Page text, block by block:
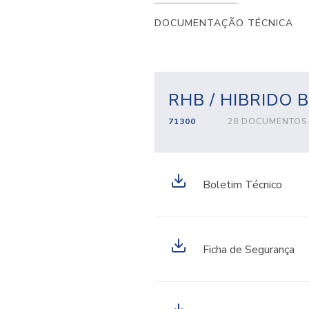
DOCUMENTAÇÃO TÉCNICA
RHB / HIBRIDO
71300 28 DOCUMENTOS
Boletim Técnico
Ficha de Segurança